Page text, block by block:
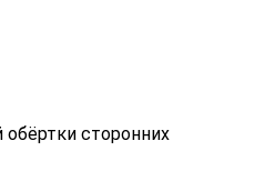
сторонних